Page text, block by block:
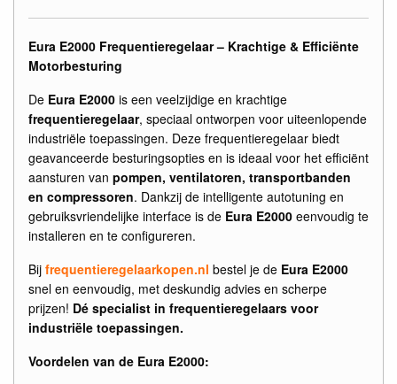
Eura E2000 Frequentieregelaar – Krachtige & Efficiënte
Motorbesturing
De Eura E2000 is een veelzijdige en krachtige
frequentieregelaar, speciaal ontworpen voor uiteenlopende
industriële toepassingen. Deze frequentieregelaar biedt
geavanceerde besturingsopties en is ideaal voor het efficiënt
aansturen van pompen, ventilatoren, transportbanden
en compressoren. Dankzij de intelligente autotuning en
gebruiksvriendelijke interface is de Eura E2000 eenvoudig te
installeren en te configureren.
Bij frequentieregelaarkopen.nl bestel je de Eura E2000
snel en eenvoudig, met deskundig advies en scherpe
prijzen! Dé specialist in frequentieregelaars voor
industriële toepassingen.
Voordelen van de Eura E2000: